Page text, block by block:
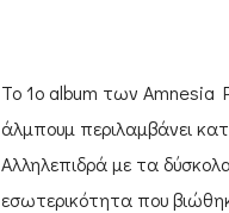
Το 1ο album των Amnesia
άλμπουμ περιλαμβάνει
Αλληλεπιδρά με τα
εσωτερικότητα που